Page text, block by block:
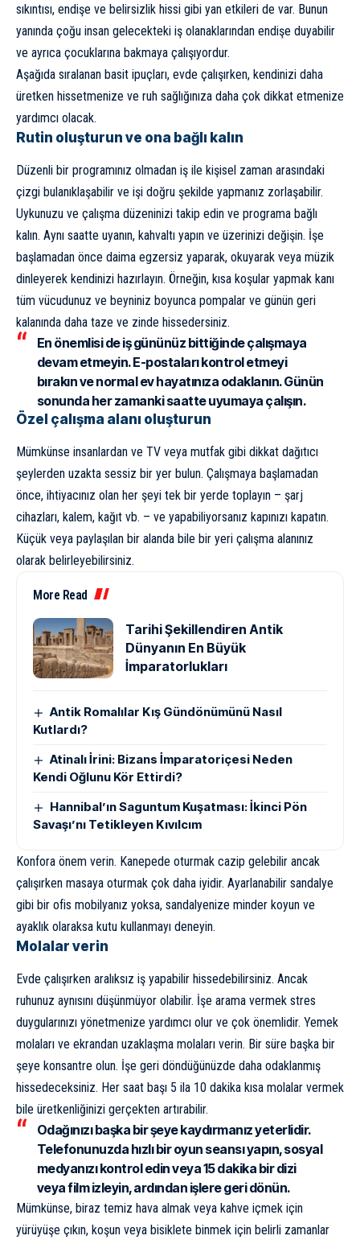
sıkıntısı, endişe ve belirsizlik hissi gibi yan etkileri de var. Bunun
yanında çoğu insan gelecekteki iş olanaklarından endişe duyabilir
ve ayrıca çocuklarına bakmaya çalışıyordur.
Aşağıda sıralanan basit ipuçları, evde çalışırken, kendinizi daha
üretken hissetmenize ve ruh sağlığınıza daha çok dikkat etmenize
yardımcı olacak.
Rutin oluşturun ve ona bağlı kalın
Düzenli bir programınız olmadan iş ile kişisel zaman arasındaki
çizgi bulanıklaşabilir ve işi doğru şekilde yapmanız zorlaşabilir.
Uykunuzu ve çalışma düzeninizi takip edin ve programa bağlı
kalın. Aynı saatte uyanın, kahvaltı yapın ve üzerinizi değişin. İşe
başlamadan önce daima egzersiz yaparak, okuyarak veya müzik
dinleyerek kendinizi hazırlayın. Örneğin, kısa koşular yapmak kanı
tüm vücudunuz ve beyniniz boyunca pompalar ve günün geri
kalanında daha taze ve zinde hissedersiniz.
En önemlisi de iş gününüz bittiğinde çalışmaya
devam etmeyin. E-postaları kontrol etmeyi
bırakın ve normal ev hayatınıza odaklanın. Günün
sonunda her zamanki saatte uyumaya çalışın.
Özel çalışma alanı oluşturun
Mümkünse insanlardan ve TV veya mutfak gibi dikkat dağıtıcı
şeylerden uzakta sessiz bir yer bulun. Çalışmaya başlamadan
önce, ihtiyacınız olan her şeyi tek bir yerde toplayın – şarj
cihazları, kalem, kağıt vb. – ve yapabiliyorsanız kapınızı kapatın.
Küçük veya paylaşılan bir alanda bile bir yeri çalışma alanınız
olarak belirleyebilirsiniz.
More Read
Tarihi Şekillendiren Antik
Dünyanın En Büyük
İmparatorlukları
Antik Romalılar Kış Gündönümünü Nasıl
Kutlardı?
Atinalı İrini: Bizans İmparatoriçesi Neden
Kendi Oğlunu Kör Ettirdi?
Hannibal’ın Saguntum Kuşatması: İkinci Pön
Savaşı’nı Tetikleyen Kıvılcım
Konfora önem verin. Kanepede oturmak cazip gelebilir ancak
çalışırken masaya oturmak çok daha iyidir. Ayarlanabilir sandalye
gibi bir ofis mobilyanız yoksa, sandalyenize minder koyun ve
ayaklık olaraksa kutu kullanmayı deneyin.
Molalar verin
Evde çalışırken aralıksız iş yapabilir hissedebilirsiniz. Ancak
ruhunuz aynısını düşünmüyor olabilir. İşe arama vermek stres
duygularınızı yönetmenize yardımcı olur ve çok önemlidir. Yemek
molaları ve ekrandan uzaklaşma molaları verin. Bir süre başka bir
şeye konsantre olun. İşe geri döndüğünüzde daha odaklanmış
hissedeceksiniz. Her saat başı 5 ila 10 dakika kısa molalar vermek
bile üretkenliğinizi gerçekten artırabilir.
Odağınızı başka bir şeye kaydırmanız yeterlidir.
Telefonunuzda hızlı bir oyun seansı yapın, sosyal
medyanızı kontrol edin veya 15 dakika bir dizi
veya film izleyin, ardından işlere geri dönün.
Mümkünse, biraz temiz hava almak veya kahve içmek için
yürüyüşe çıkın, koşun veya bisiklete binmek için belirli zamanlar